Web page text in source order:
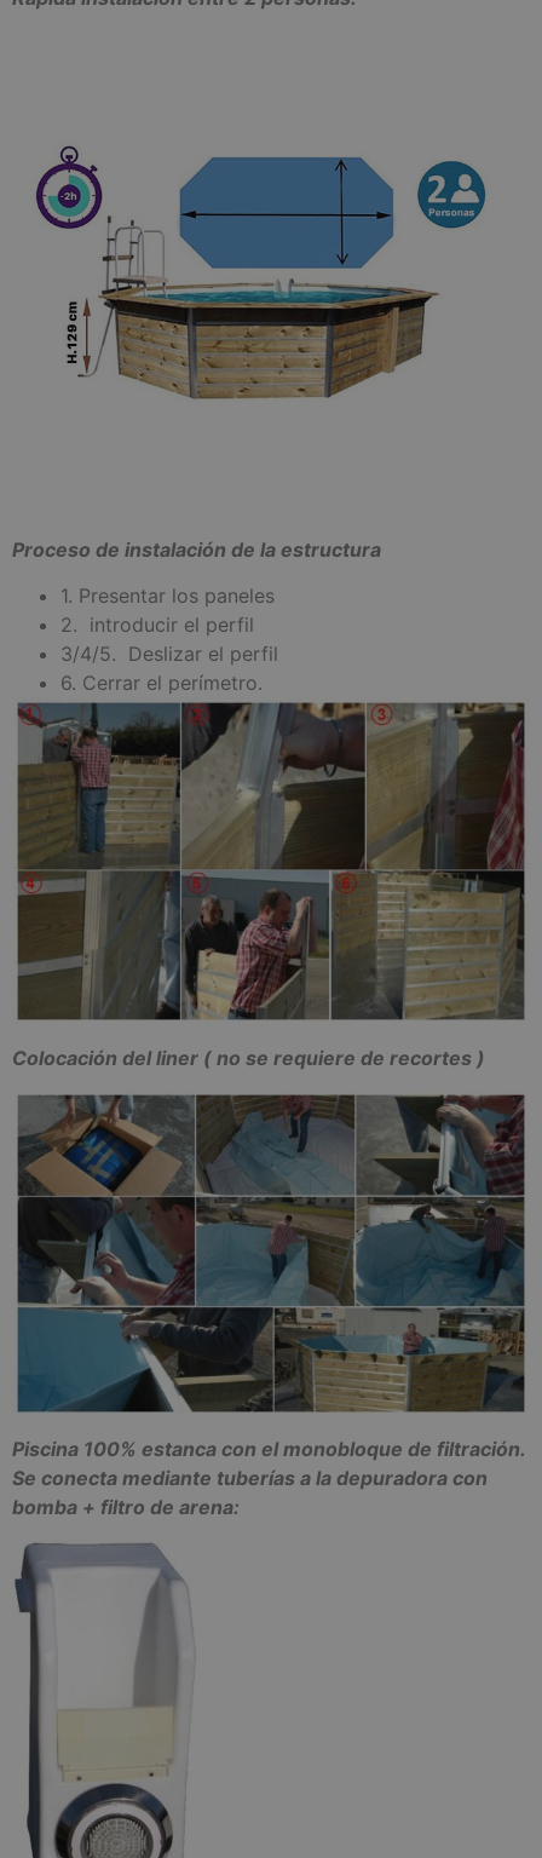
Proceso de instalación de la estructura
1. Presentar los paneles
2. introducir el perfil
3/4/5. Deslizar el perfil
6. Cerrar el perímetro.
Colocación del liner ( no se requiere de recortes )
Piscina 100% estanca con el monobloque de filtración.
Se conecta mediante tuberías a la depuradora con
bomba + filtro de arena: